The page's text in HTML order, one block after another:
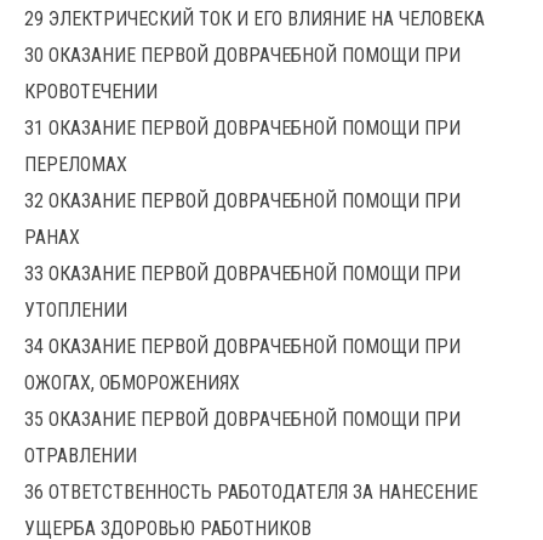
29 ЭЛЕКТРИЧЕСКИЙ ТОК И ЕГО ВЛИЯНИЕ НА ЧЕЛОВЕКА
30 ОКАЗАНИЕ ПЕРВОЙ ДОВРАЧЕБНОЙ ПОМОЩИ ПРИ
КРОВОТЕЧЕНИИ
31 ОКАЗАНИЕ ПЕРВОЙ ДОВРАЧЕБНОЙ ПОМОЩИ ПРИ
ПЕРЕЛОМАХ
32 ОКАЗАНИЕ ПЕРВОЙ ДОВРАЧЕБНОЙ ПОМОЩИ ПРИ
РАНАХ
33 ОКАЗАНИЕ ПЕРВОЙ ДОВРАЧЕБНОЙ ПОМОЩИ ПРИ
УТОПЛЕНИИ
34 ОКАЗАНИЕ ПЕРВОЙ ДОВРАЧЕБНОЙ ПОМОЩИ ПРИ
ОЖОГАХ, ОБМОРОЖЕНИЯХ
35 ОКАЗАНИЕ ПЕРВОЙ ДОВРАЧЕБНОЙ ПОМОЩИ ПРИ
ОТРАВЛЕНИИ
36 ОТВЕТСТВЕННОСТЬ РАБОТОДАТЕЛЯ ЗА НАНЕСЕНИЕ
УЩЕРБА ЗДОРОВЬЮ РАБОТНИКОВ